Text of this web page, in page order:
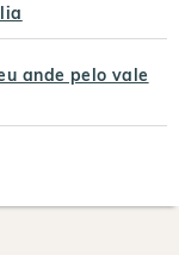
ande pelo vale